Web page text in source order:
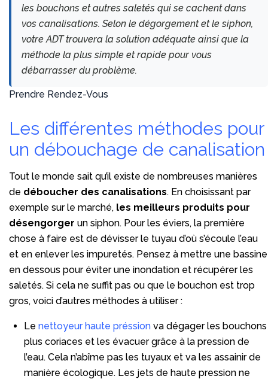
les bouchons et autres saletés qui se cachent dans
vos canalisations. Selon le dégorgement et le siphon,
votre ADT trouvera la solution adéquate ainsi que la
méthode la plus simple et rapide pour vous
débarrasser du problème.
Prendre Rendez-Vous
Les différentes méthodes pour
un débouchage de canalisation
Tout le monde sait qu’il existe de nombreuses manières
de déboucher des canalisations. En choisissant par
exemple sur le marché, les meilleurs produits pour
désengorger un siphon. Pour les éviers, la première
chose à faire est de dévisser le tuyau d’où s’écoule l’eau
et en enlever les impuretés. Pensez à mettre une bassine
en dessous pour éviter une inondation et récupérer les
saletés. Si cela ne suffit pas ou que le bouchon est trop
gros, voici d’autres méthodes à utiliser :
Le nettoyeur haute préssion va dégager les bouchons
plus coriaces et les évacuer grâce à la pression de
l’eau. Cela n’abîme pas les tuyaux et va les assainir de
manière écologique. Les jets de haute pression ne